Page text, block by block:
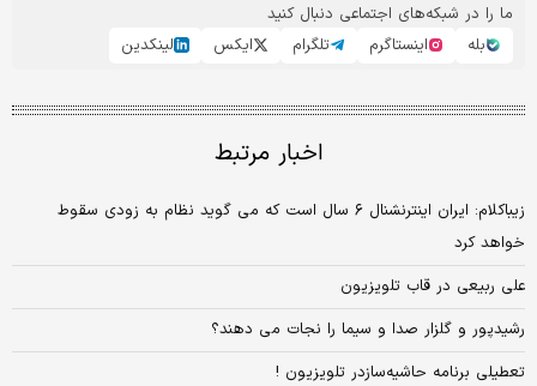
ما را در شبکه‌های اجتماعی دنبال کنید
بله
اینستاگرم تلگرام ایکس لینکدین
اخبار مرتبط
زیباکلام: ایران اینترنشنال ۶ سال است که می گوید نظام به زودی سقوط
خواهد کرد
علی ربیعی در قاب تلویزیون
رشیدپور و گلزار صدا و سیما را نجات می دهند؟
تعطیلی برنامه حاشیه‌سازدر تلویزیون !